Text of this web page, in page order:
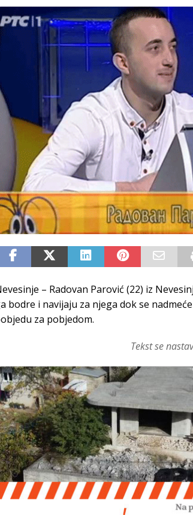
SRPSKA
nisu zbog Eleka LIČNI STAV
ostaće nam samo siledžije i tišina BOSNA I
SRPSKA
Željko Kerum
– Radovan Parović (22) iz
bodre i navijaju za njega dok se
za pobjedom.
Tekst se